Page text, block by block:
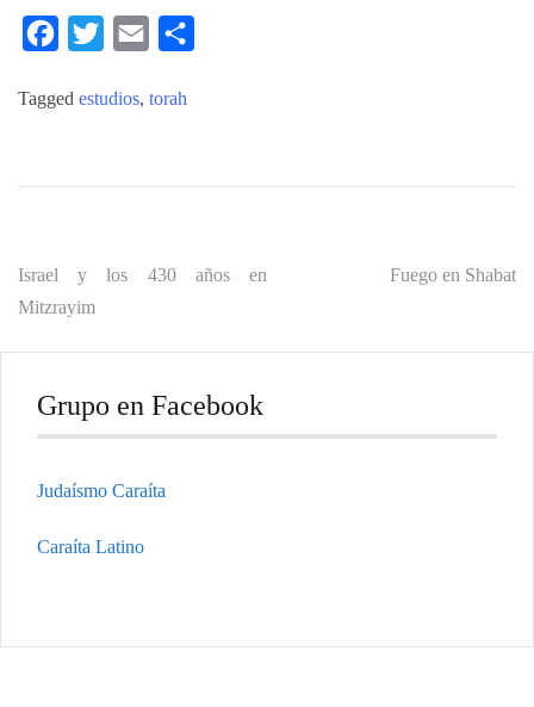
FacebookTwitter Email
Tagged estudios, torah
Navegación
de
Israel y los 430 años en
Mitzrayim
Fuego en Shabat
Grupo en Facebook
Judaísmo Caraíta
Caraíta Latino